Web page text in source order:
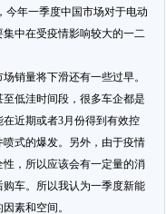
今年一季度中国市场对于电动
中在受疫情影响较大的一二
销量将下滑还有一些过早。
低洼时间段，很多车企都是
近期或者3月份得到有效控
式的爆发。另外，由于疫情
，所以应该会有一定量的消
车。所以我认为一季度新能
素和空间。